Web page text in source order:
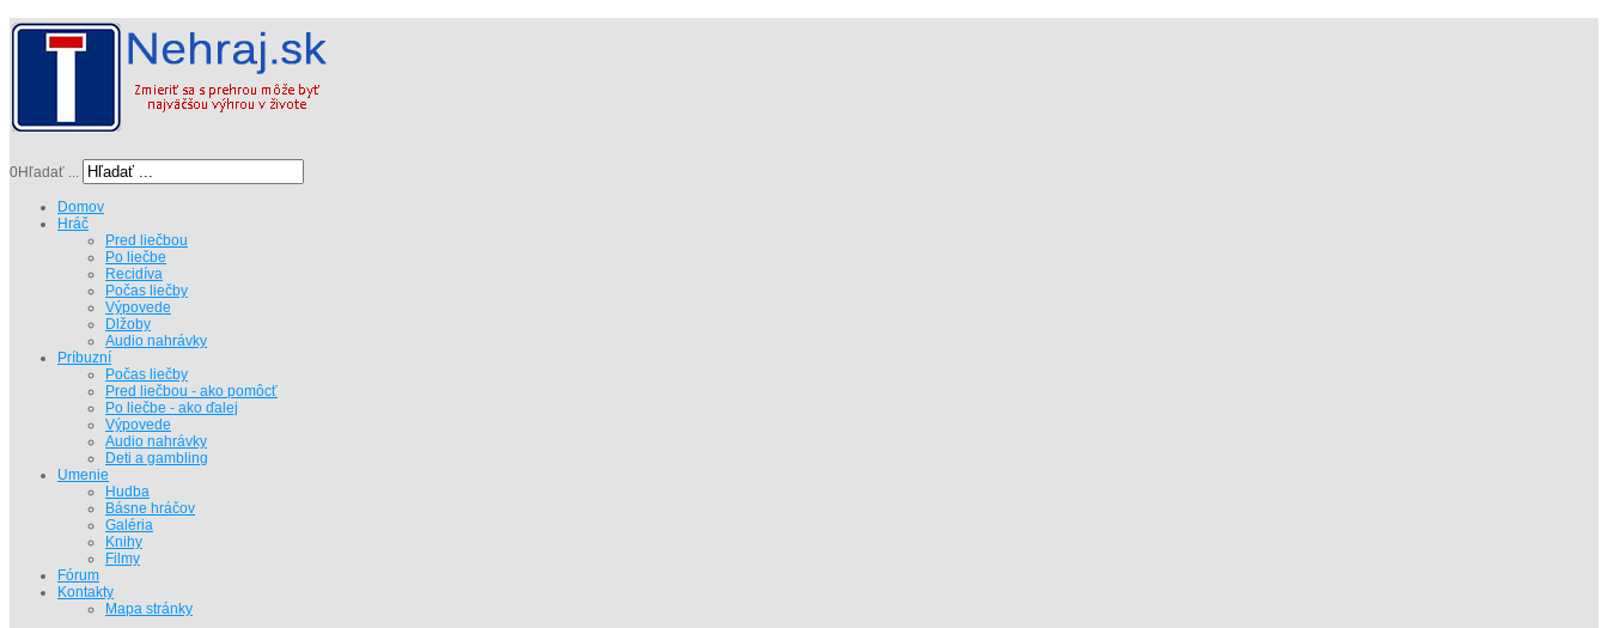
0Hľadať ...
Domov
Hráč
Pred liečbou
Po liečbe
Recidíva
Počas liečby
Výpovede
Dlžoby
Audio nahrávky
Príbuzní
Počas liečby
Pred liečbou - ako pomôcť
Po liečbe - ako ďalej
Výpovede
Audio nahrávky
Deti a gambling
Umenie
Hudba
Básne hráčov
Galéria
Knihy
Filmy
Fórum
Kontakty
Mapa stránky